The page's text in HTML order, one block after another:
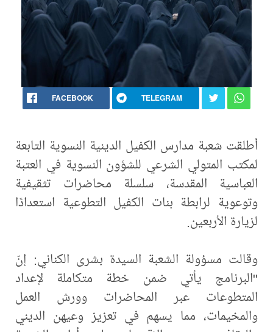
FACEBOOK TELEGRAM
أطلقت شعبة مدارس الكفيل الدينية النسوية التابعة
لمكتب المتولي الشرعي للشؤون النسوية في العتبة
العباسية المقدسة، سلسلة محاضرات تثقيفية
وتوعوية لرابطة بنات الكفيل التطوعية استعدادًا
لزيارة الأربعين.
وقالت مسؤولة الشعبة السيدة بشرى الكناني: إنّ
"البرنامج يأتي ضمن خطة متكاملة لإعداد
المتطوعات عبر المحاضرات وورش العمل
والمخيمات، مما يسهم في تعزيز وعيهن الديني